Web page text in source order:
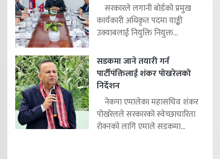
सरकारले लगानी बोर्डको प्रमुख
कार्यकारी अधिकृत पदमा याङ्की
उक्याबलाई नियुक्ति नियुक्त...
सडकमा जाने तयारी गर्न
पार्टीपंक्तिलाई शंकर पोखरेलको
निर्देशन
नेकपा एमालेका महासचिव शंकर
पोखरेलले सरकारको स्वेच्छाचारिता
रोक्नको लागि एमाले सडकमा...